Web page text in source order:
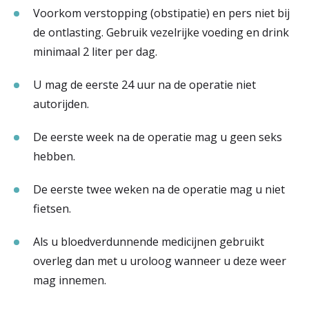
Voorkom verstopping (obstipatie) en pers niet bij
de ontlasting. Gebruik vezelrijke voeding en drink
minimaal 2 liter per dag.
U mag de eerste 24 uur na de operatie niet
autorijden.
De eerste week na de operatie mag u geen seks
hebben.
De eerste twee weken na de operatie mag u niet
fietsen.
Als u bloedverdunnende medicijnen gebruikt
overleg dan met u uroloog wanneer u deze weer
mag innemen.